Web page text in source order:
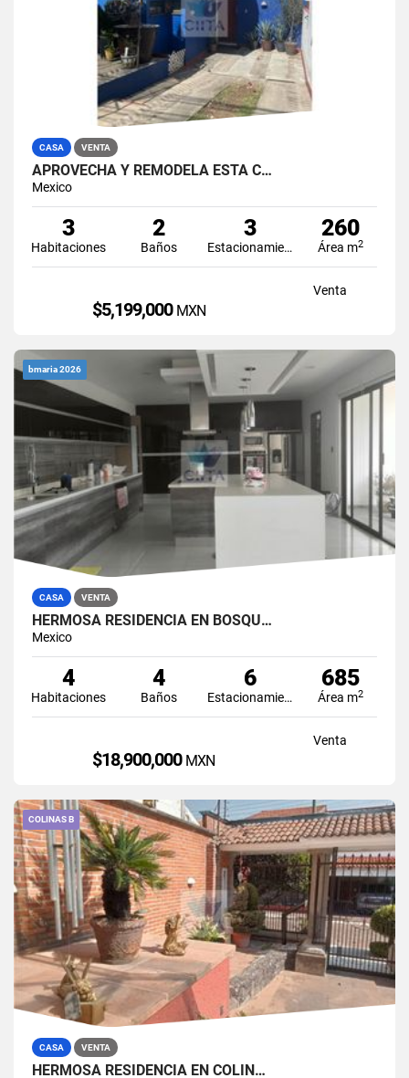
CASA VENTA
APROVECHA Y REMODELA ESTA C…
Mexico
3
Habitaciones
2
Baños
3
Estacionamiento
260
Área m2
Venta
$5,199,000 MXN
bmaria 2026
CASA VENTA
HERMOSA RESIDENCIA EN BOSQU…
Mexico
4
Habitaciones
4
Baños
6
Estacionamiento
685
Área m2
Venta
$18,900,000 MXN
COLINAS B
CASA VENTA
HERMOSA RESIDENCIA EN COLIN…